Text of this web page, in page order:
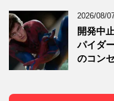
2026/08/
開発中
パイダ
のコン